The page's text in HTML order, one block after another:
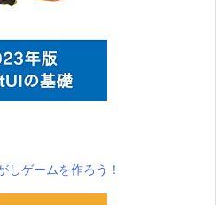
ゲームを作ろう！